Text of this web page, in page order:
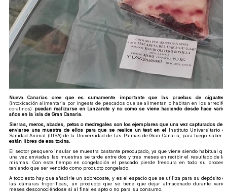
Nueva Canarias cree que es sumamente importante que las pruebas de
(intoxicación alimentaria por ingesta de pescados que se alimentan o habitan en los
coralinos)
puedan realizarse en Lanzarote y no como se viene haciendo desde hace
años en la isla de Gran Canaria.
Sierras, meros, abades, petos o medregales son los ejemplares que una vez capturados
enviarse una muestra de ellos para que se realice un test en elInstituto Universitario
Sanidad Animal (IUSA) de la Universidad de Las Palmas de Gran Canaria, para luego saber
están libres de esa toxina.
El sector pesquero insular se muestra bastante preocupado, ya que viene siendo habitual
una vez enviadas las muestras se tarde entre dos y tres meses en recibir el resultado de
mismas. Con este tiempo en congelación el pescado pierde frescura en todo su
teniendo que ser vendido como producto congelado.
A todo esto hay que añadirle un sobrecoste, y es el espacio que se utiliza para su depósito
las cámaras frigoríficas, un producto que se tiene que dejar almacenado durante
meses desconociéndose si al final es apto o no para su consumo.